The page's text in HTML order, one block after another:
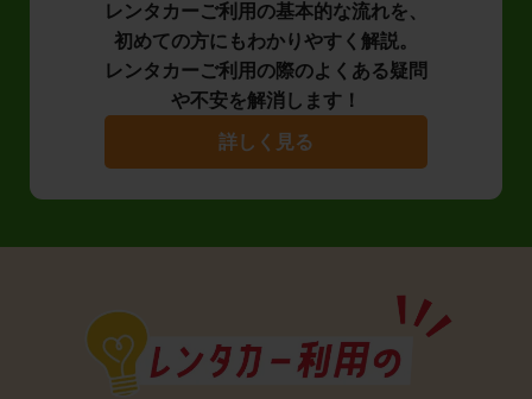
レンタカーご利用の基本的な流れを、
初めての方にもわかりやすく解説。
レンタカーご利用の際のよくある疑問
や不安を解消します！
詳しく見る